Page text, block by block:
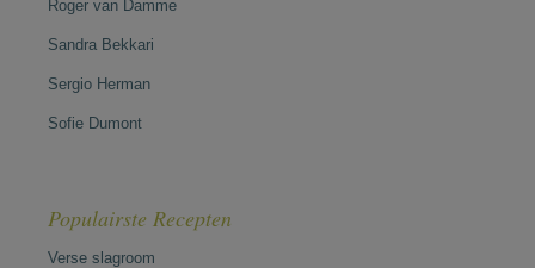
Roger van Damme
Sandra Bekkari
Sergio Herman
Sofie Dumont
Populairste Recepten
Verse slagroom